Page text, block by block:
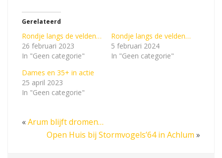
Gerelateerd
Rondje langs de velden…
26 februari 2023
In "Geen categorie"
Rondje langs de velden…
5 februari 2024
In "Geen categorie"
Dames en 35+ in actie
25 april 2023
In "Geen categorie"
«Arum blijft dromen…
Open Huis bij Stormvogels’64 in Achlum »